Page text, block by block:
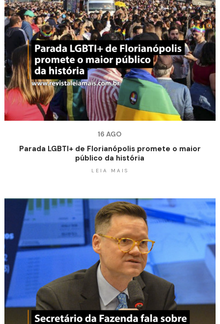
16 AGO
Parada LGBTI+ de Florianópolis promete o maior
público da história
LEIA MAIS